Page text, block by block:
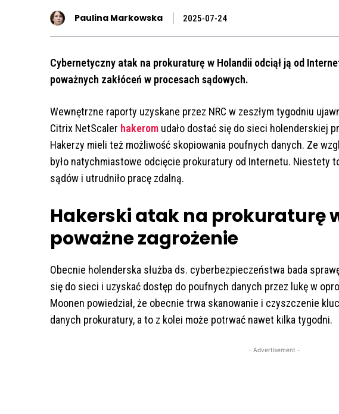
Paulina Markowska 2025-07-24
Cybernetyczny atak na prokuraturę w Holandii odciął ją od
poważnych zakłóceń w procesach sądowych.
Wewnętrzne raporty uzyskane przez NRC w zeszłym tygodniu
Citrix NetScaler hakerom udało dostać się do sieci holenderskiej
Hakerzy mieli też możliwość skopiowania poufnych danych. Ze
było natychmiastowe odcięcie prokuratury od Internetu. Niestety
sądów i utrudniło pracę zdalną.
Hakerski atak na prokuraturę
poważne zagrożenie
Obecnie holenderska służba ds. cyberbezpieczeństwa bada
się do sieci i uzyskać dostęp do poufnych danych przez lukę w
Moonen powiedział, że obecnie trwa skanowanie i czyszczenie
danych prokuratury, a to z kolei może potrwać nawet kilka tygodni.
- Advertisement -